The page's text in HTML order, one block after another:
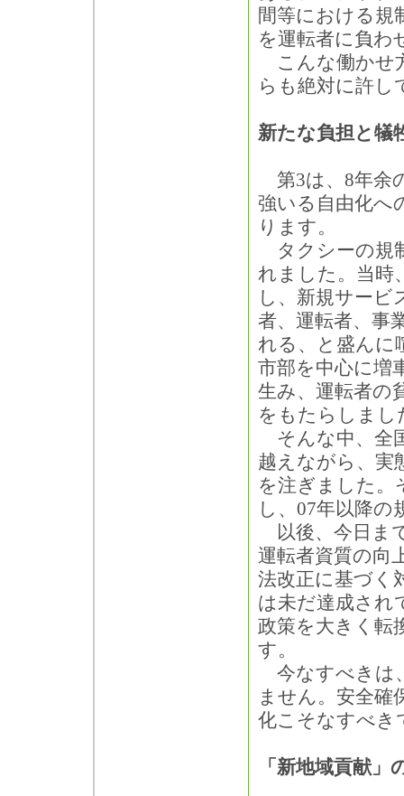
間等における規
を運転者に負わ
こんな働かせ
らも絶対に許し
新たな負担と犠
第3は、8年余
強いる自由化へ
ります。
タクシーの規
れました。当時
し、新規サービ
者、運転者、事
れる、と盛んに
市部を中心に増
生み、運転者の
をもたらしまし
そんな中、全
越えながら、実
を注ぎました。
し、07年以降
以後、今日ま
運転者資質の向
法改正に基づく
は未だ達成され
政策を大きく転
す。
今なすべきは
ません。安全確
化こそなすべき
「新地域貢献